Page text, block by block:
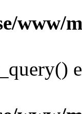
www/